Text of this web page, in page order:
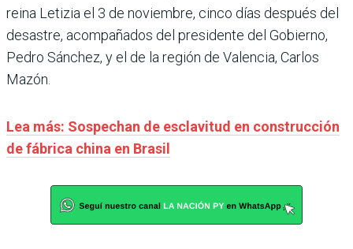
reina Letizia el 3 de noviembre, cinco días después del
desastre, acompañados del presidente del Gobierno,
Pedro Sánchez, y el de la región de Valencia, Carlos
Mazón.
Lea más: Sospechan de esclavitud en construcción
de fábrica china en Brasil